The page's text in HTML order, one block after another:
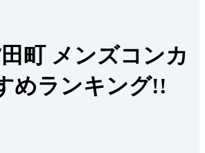
町 メンズコンカ
めランキング!!